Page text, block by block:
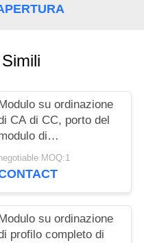
Modulo su ordinazione
CA di CC, porto del
di
comunicazione di
Ethernet di XDSL
MOQ:1
Modulo su ordinazione
profilo completo di